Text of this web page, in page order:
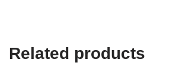
Related products